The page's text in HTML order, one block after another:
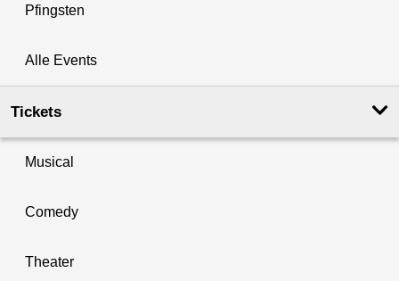
Pfingsten
Alle Events
Tickets
Musical
Comedy
Theater